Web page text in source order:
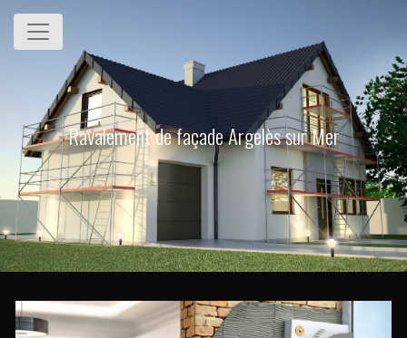
Panneau de gestion des cookies
Ravalement de façade Argelès sur Mer